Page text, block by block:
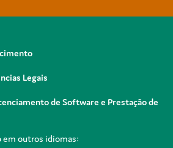
Legais
de Software e Prestação de
em outros idiomas: